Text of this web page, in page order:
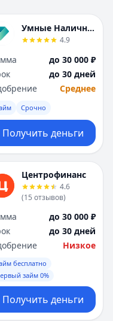
Новокузнецк
Новосибирск
Оренбург
П
Пенза
Пермь
Р
Ростов-на-Дону
Рязань
С
Самара
Санкт-Петербург
Саратов
Севастополь
Сочи
Сургут
Т
Тольятти
Новокузнецк
Новосибирск
Оренбург
П
Пенза
Пермь
Р
Ростов-на-Дону
Рязань
С
Самара
Санкт-Петербург
Саратов
Севастополь
Сочи
Сургут
Т
Тольятти
Умные Наличные
4.9
до 30 000 ₽
до 30 дней
Среднее
Срочно
Получить деньги
Центрофинанс
4.6
(15 отзывов)
до 30 000 ₽
до 30 дней
Низкое
бесплатно
займ 0%
Получить деньги